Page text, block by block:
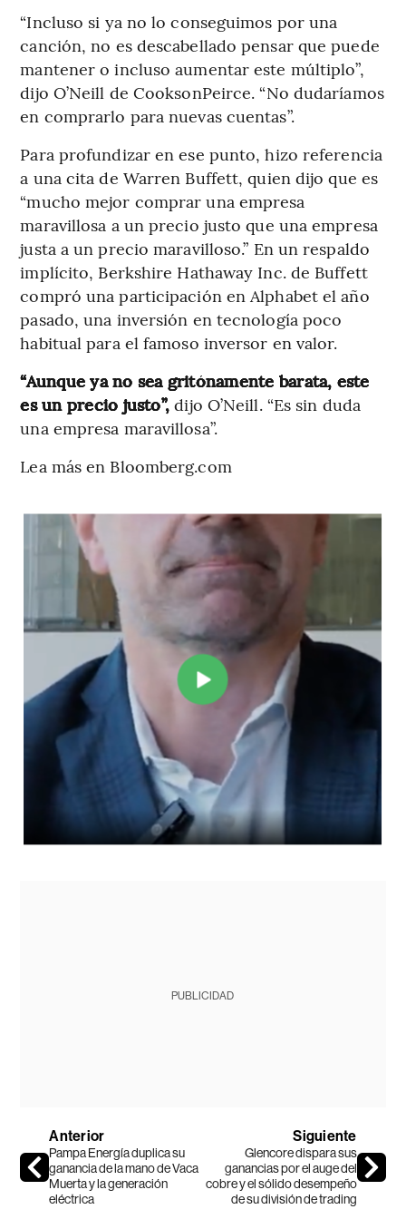
“Incluso si ya no lo conseguimos por una
canción, no es descabellado pensar que puede
mantener o incluso aumentar este múltiplo”,
dijo O’Neill de CooksonPeirce. “No dudaríamos
en comprarlo para nuevas cuentas”.
Para profundizar en ese punto, hizo referencia
a una cita de Warren Buffett, quien dijo que es
“mucho mejor comprar una empresa
maravillosa a un precio justo que una empresa
justa a un precio maravilloso.” En un respaldo
implícito, Berkshire Hathaway Inc. de Buffett
compró una participación en Alphabet el año
pasado, una inversión en tecnología poco
habitual para el famoso inversor en valor.
“Aunque ya no sea gritónamente barata, este
es un precio justo”, dijo O’Neill. “Es sin duda
una empresa maravillosa”.
Lea más en Bloomberg.com
PUBLICIDAD
Anterior
Pampa Energía duplica su
ganancia de la mano de Vaca
Muerta y la generación
eléctrica
Siguiente
Glencore dispara sus
ganancias por el auge del
cobre y el sólido desempeño
de su división de trading